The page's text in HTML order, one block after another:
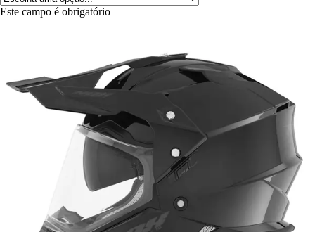
Este campo é obrigatório